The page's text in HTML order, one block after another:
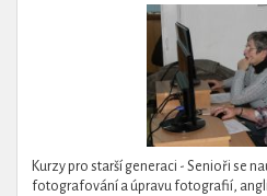
Kurzy pro starší generaci - Senioři se
fotografování a úpravu fotografií,